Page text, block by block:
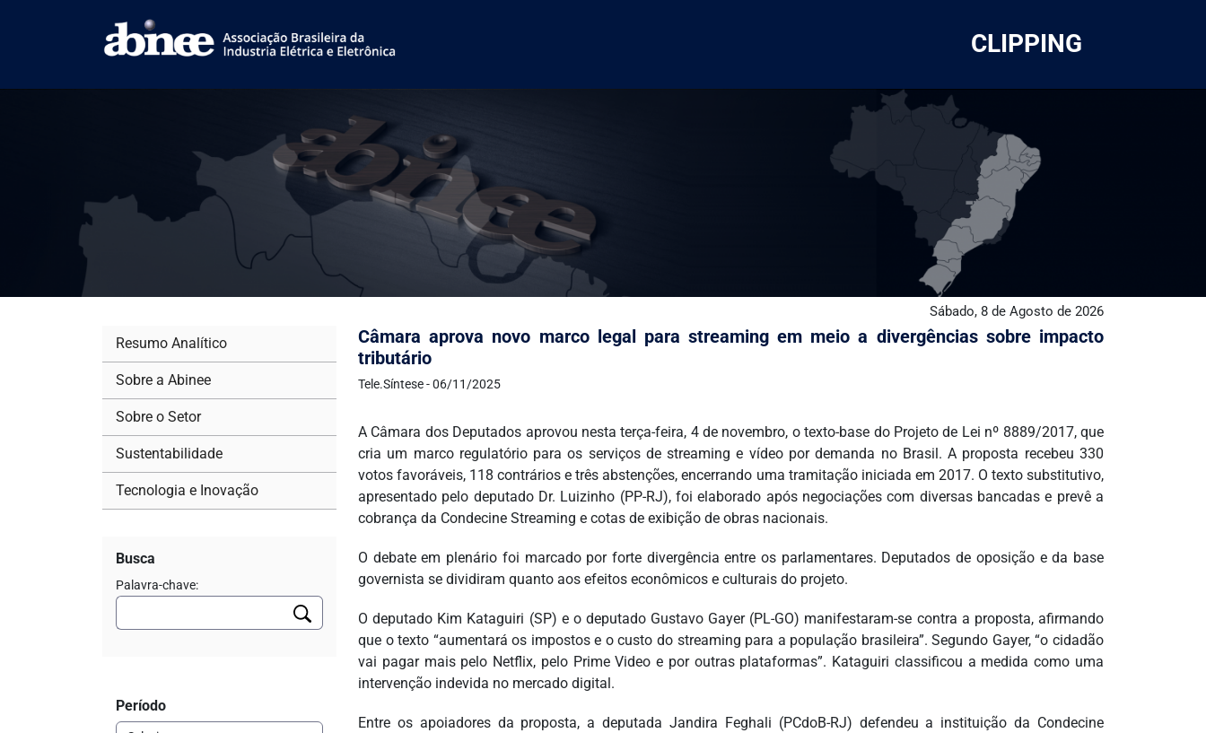
CLIPPING
Sábado, 8 de Agosto de 2026
Câmara aprova novo marco legal para streaming em meio a divergências sobre impacto
tributário
Tele.Síntese - 06/11/2025
A Câmara dos Deputados aprovou nesta terça-feira, 4 de novembro, o texto-base do Projeto de Lei nº 8889/2017, que
cria um marco regulatório para os serviços de streaming e vídeo por demanda no Brasil. A proposta recebeu 330
votos favoráveis, 118 contrários e três abstenções, encerrando uma tramitação iniciada em 2017. O texto substitutivo,
apresentado pelo deputado Dr. Luizinho (PP-RJ), foi elaborado após negociações com diversas bancadas e prevê a
cobrança da Condecine Streaming e cotas de exibição de obras nacionais.
O debate em plenário foi marcado por forte divergência entre os parlamentares. Deputados de oposição e da base
governista se dividiram quanto aos efeitos econômicos e culturais do projeto.
O deputado Kim Kataguiri (SP) e o deputado Gustavo Gayer (PL-GO) manifestaram-se contra a proposta, afirmando
que o texto “aumentará os impostos e o custo do streaming para a população brasileira”. Segundo Gayer, “o cidadão
vai pagar mais pelo Netflix, pelo Prime Video e por outras plataformas”. Kataguiri classificou a medida como uma
intervenção indevida no mercado digital.
Entre os apoiadores da proposta, a deputada Jandira Feghali (PCdoB-RJ) defendeu a instituição da Condecine
Resumo Analítico
Sobre a Abinee
Sobre o Setor
Sustentabilidade
Tecnologia e Inovação
Busca
Palavra-chave:
Período